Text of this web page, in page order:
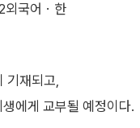
외국어ㆍ한
기재되고,
에게 교부될 예정이다.